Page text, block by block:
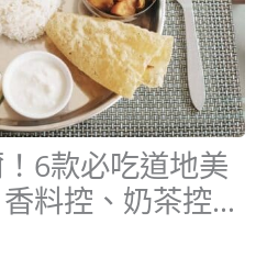
6款必吃道地美
料控、奶茶控必